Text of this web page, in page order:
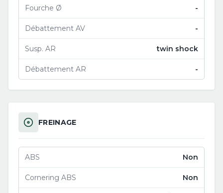
Fourche Ø -
Débattement AV -
Susp. AR twin shock
Débattement AR -
FREINAGE
ABS Non
Cornering ABS Non